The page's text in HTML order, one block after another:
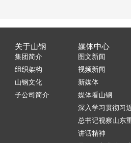
关于山钢
集团简介
组织架构
山钢文化
子公司简介
媒体中心
图文新闻
视频新闻
新媒体
媒体看山钢
深入学习贯彻习
总书记视察山东
讲话精神